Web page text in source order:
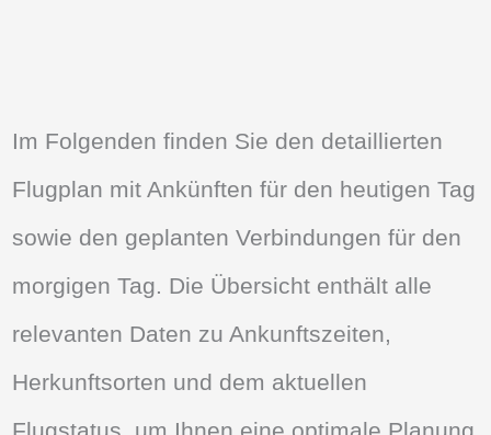
Im Folgenden finden Sie den detaillierten
Flugplan mit Ankünften für den heutigen Tag
sowie den geplanten Verbindungen für den
morgigen Tag. Die Übersicht enthält alle
relevanten Daten zu Ankunftszeiten,
Herkunftsorten und dem aktuellen